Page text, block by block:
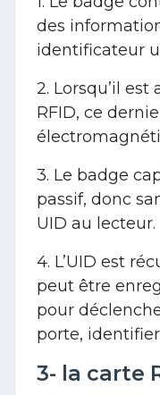
des
identificateur
2. Lorsqu’il
RFID, ce
3. Le badge
passif, donc
UID au lecteur.
4. L’UID est
peut être
pour
porte,
3- la carte